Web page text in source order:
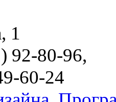
1
92-80-96,
60-24